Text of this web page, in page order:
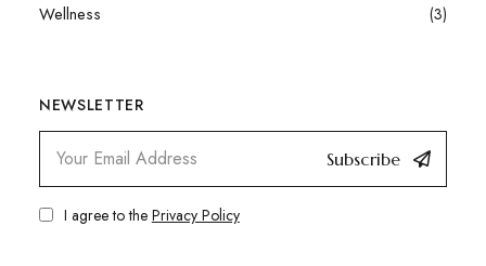
Wellness (3)
NEWSLETTER
Subscribe
I agree to the Privacy Policy